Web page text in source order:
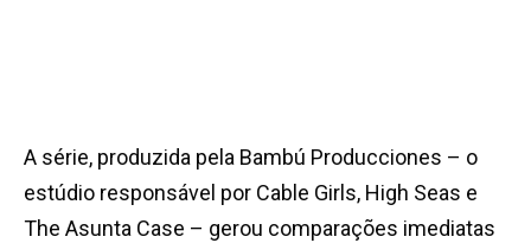
A série, produzida pela Bambú Producciones – o
estúdio responsável por Cable Girls, High Seas e
The Asunta Case – gerou comparações imediatas